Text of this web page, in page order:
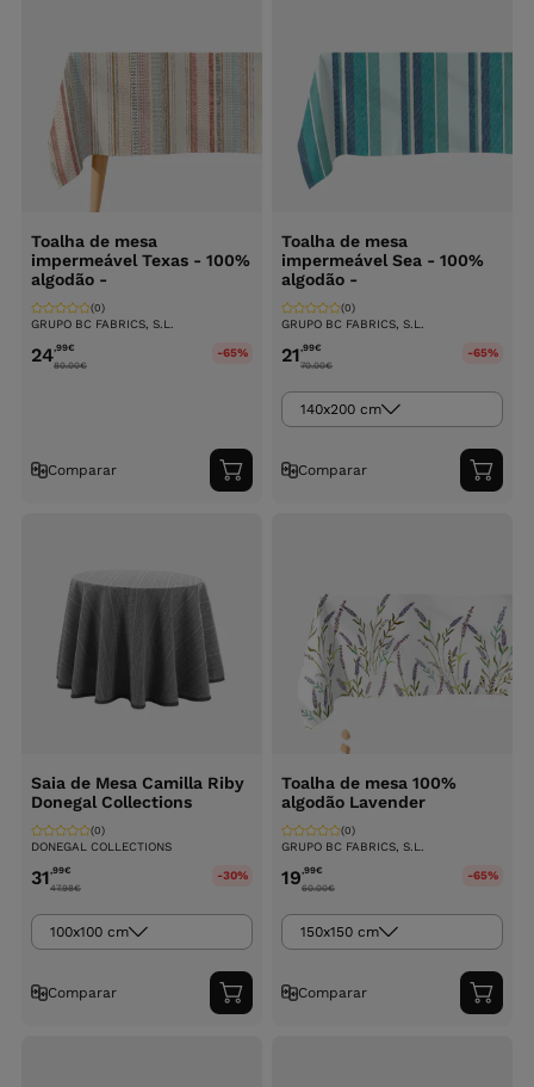
Toalha de mesa
impermeável Texas - 100%
algodão -
GRUPO BC FABRICS, S.L.
(0)
24,99€
80.00€
-65%
Comparar
Adicionar
ao
Toalha de mesa
impermeável Sea - 100%
algodão -
GRUPO BC FABRICS, S.L.
(0)
21,99€
70.00€
-65%
140x200 cm
Comparar
ao
Saia de Mesa Camilla Riby
Donegal Collections
DONEGAL COLLECTIONS
(0)
31,99€
47.98€
-30%
100x100 cm
Comparar
Adicionar
ao
Toalha de mesa 100%
algodão Lavender
GRUPO BC FABRICS, S.L.
(0)
19,99€
60.00€
-65%
150x150 cm
Comparar
ao